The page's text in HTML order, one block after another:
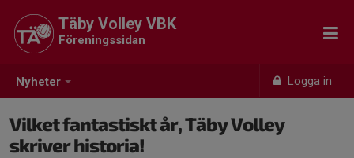
Nyheter Logga in
Täby Volley VBK
Föreningssidan
Vilket fantastiskt år, Täby Volley
skriver historia!